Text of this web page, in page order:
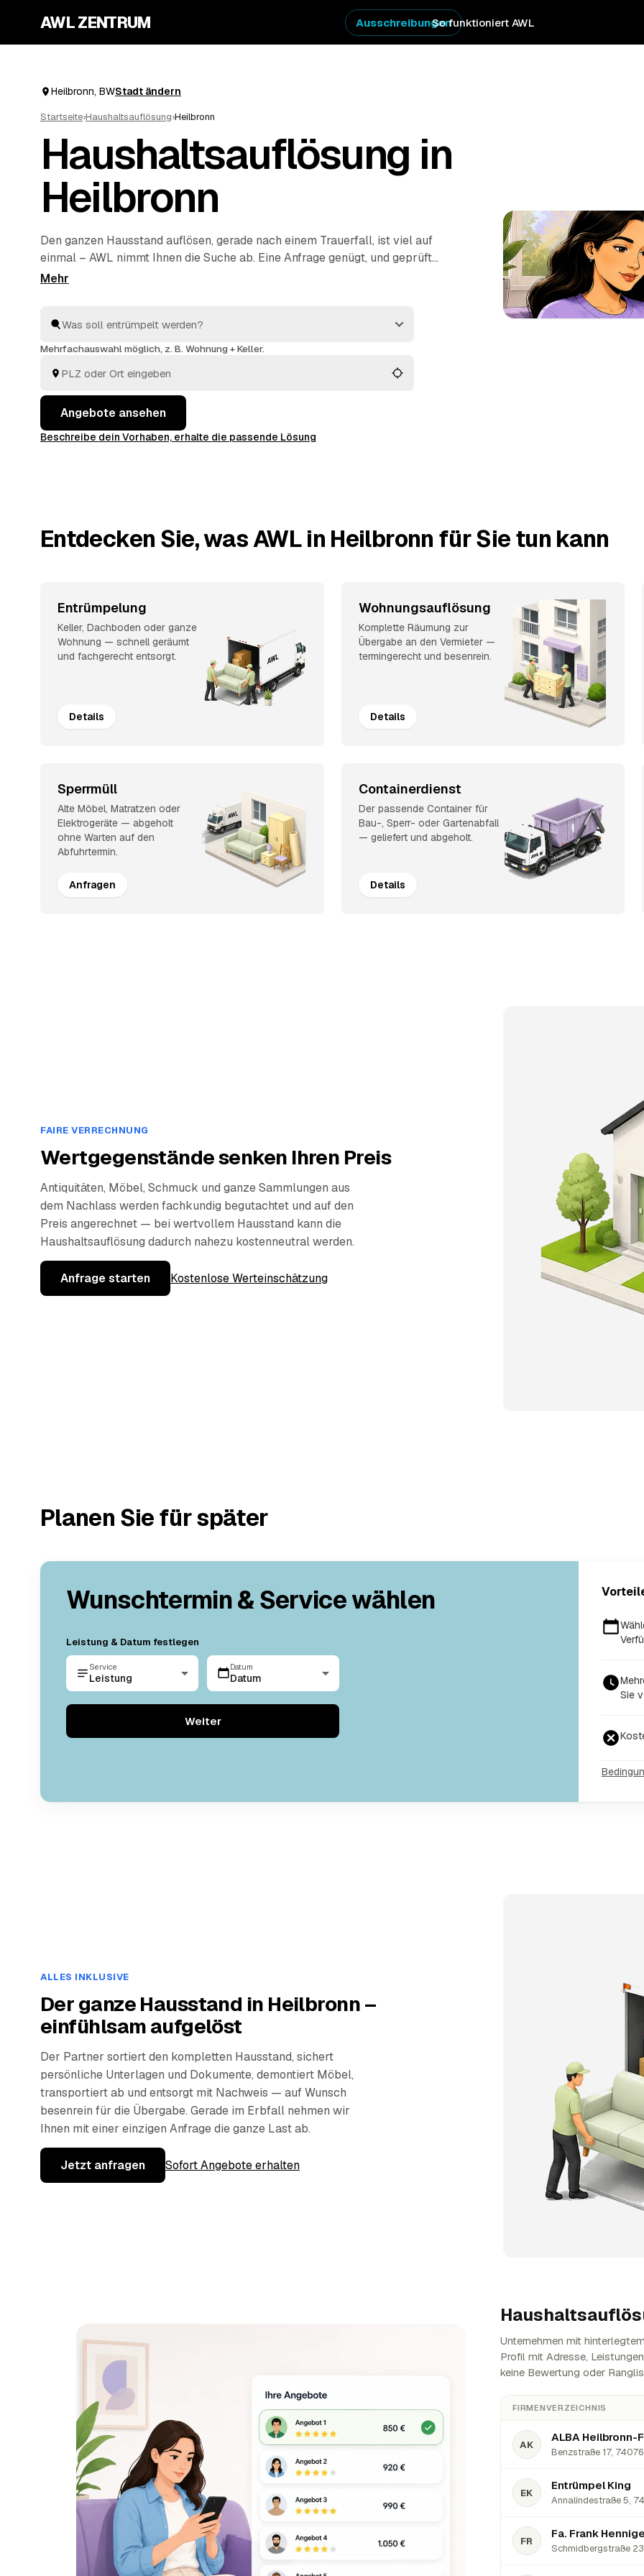
AWL ZENTRUM So funktioniert AWL
Ausschreibungen
Heilbronn, BWStadt ändern
Startseite›Haushaltsauflösung›Heilbronn
Haushaltsauflösung in
Heilbronn
Den ganzen Hausstand auflösen, gerade nach einem Trauerfall, ist viel auf
einmal – AWL nimmt Ihnen die Suche ab. Eine Anfrage genügt, und geprüfte
Anbieter aus Heilbronn und
Wertvolles wird angerechnet und senkt Ihre Kosten. So behalten Sie den
Überblick, ohne jedem Betrieb einzeln hinterherzulaufen.
Mehrfachauswahl möglich, z. B. Wohnung + Keller.
Angebote ansehen
Beschreibe dein Vorhaben, erhalte die passende Lösung
Entdecken Sie, was AWL in Heilbronn für Sie tun kann
Entrümpelung
Keller, Dachboden oder ganze
Wohnung — schnell geräumt
und fachgerecht entsorgt.
Details
Wohnungsauflösung
Komplette Räumung zur
Übergabe an den Vermieter —
termingerecht und besenrein.
Details
Sperrmüll
Alte Möbel, Matratzen oder
Elektrogeräte — abgeholt
ohne Warten auf den
Abfuhrtermin.
Anfragen
Containerdienst
Der passende Container für
Bau-, Sperr- oder Gartenabfall
— geliefert und abgeholt.
Details
FAIRE VERRECHNUNG
Wertgegenstände senken Ihren Preis
Antiquitäten, Möbel, Schmuck und ganze Sammlungen aus
dem Nachlass werden fachkundig begutachtet und auf den
Preis angerechnet — bei wertvollem Hausstand kann die
Haushaltsauflösung dadurch nahezu kostenneutral werden.
Anfrage starten Kostenlose Werteinschätzung
Planen Sie für später
Wunschtermin & Service wählen
Leistung & Datum festlegen
Service
Leistung
Datum
Datum
Weiter
Sie
ALLES INKLUSIVE
Der ganze Hausstand in Heilbronn –
einfühlsam aufgelöst
Der Partner sortiert den kompletten Hausstand, sichert
persönliche Unterlagen und Dokumente, demontiert Möbel,
transportiert ab und entsorgt mit Nachweis — auf Wunsch
besenrein für die Übergabe. Gerade im Erbfall nehmen wir
Ihnen mit einer einzigen Anfrage die ganze Last ab.
Jetzt anfragen Sofort Angebote erhalten
Unternehmen mit
Profil mit Adresse,
keine Bewertung oder
FIRMENVERZEICHNIS
AK
ALBA Heilbronn-
Benzstraße 17,
EK
Entrümpel King
Annalindestraße 5,
FR
Fa. Frank
Schmidbergstraße